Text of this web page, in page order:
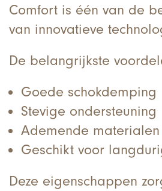
Comfort is één van de
van innovatieve
De belangrijkste
Goede schokdemping
Stevige ondersteuning
Ademende materialen
Geschikt voor
Deze eigenschappen